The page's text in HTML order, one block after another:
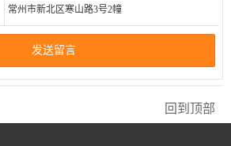
常州市新北区寒山路3号2幢
发送留言
回到顶部